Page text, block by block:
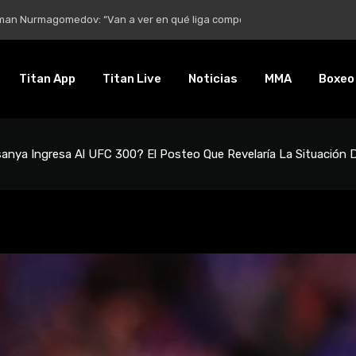
vez: “Se viene la cirugía número cinco”
Titan App Titan Live Noticias MMA Boxeo
Ingresa Al UFC 300? El Posteo Que Revelaría La Situación